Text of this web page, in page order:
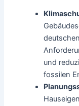
und
fossilen